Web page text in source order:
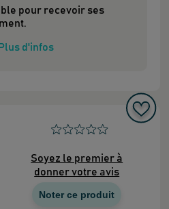
pour recevoir ses
Plus d'infos
Soyez le premier à
donner votre avis
Noter ce produit